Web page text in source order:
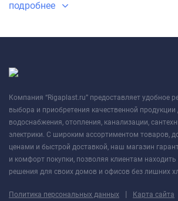
подробнее
Компания “Rigaplast.ru” предоставляет удобное
выбора и приобретения качественной продукции
водоснабжения, отопления, канализации,
электрики. С широким ассортиментом товаров,
ценами и быстрой доставкой, наш магазин
и комфорт покупки, позволяя клиентам
решения для своих домов и офисов без лишних
Политика персональных данных | Карта сайта